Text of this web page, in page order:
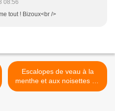
08:56
tout ! Bizoux<br />
Escalopes de veau à la
menthe et aux noisettes en
habits de fête >